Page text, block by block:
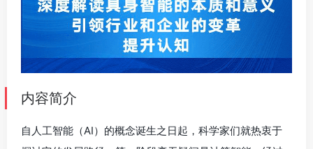
内容简介
自人工智能（AI）的概念诞生之日起，科学家们就热衷于